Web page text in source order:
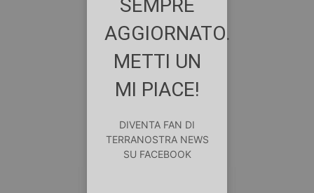
SEMPRE
AGGIORNATO.
METTI UN
MI PIACE!
DIVENTA FAN DI
TERRANOSTRA NEWS
SU FACEBOOK